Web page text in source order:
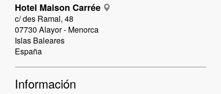
Hotel Maison Carrée
c/ des Ramal, 48
07730 Alayor - Menorca
Islas Baleares
España
Información